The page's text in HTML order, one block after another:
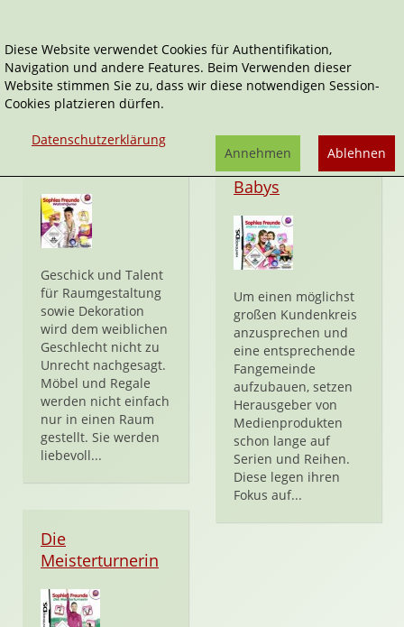
Sophies Freunde
Geschick und Talent
für Raumgestaltung
sowie Dekoration
wird dem weiblichen
Geschlecht nicht zu
Unrecht nachgesagt.
Möbel und Regale
werden nicht einfach
nur in einen Raum
gestellt. Sie werden
liebevoll...
Meine süßen
Babys
Um einen möglichst
großen Kundenkreis
anzusprechen und
eine entsprechende
Fangemeinde
aufzubauen, setzen
Herausgeber von
Medienprodukten
schon lange auf
Serien und Reihen.
Diese legen ihren
Fokus auf...
Die
Meisterturnerin
Diese Website verwendet Cookies für Authentifikation,
Navigation und andere Features. Beim Verwenden dieser
Website stimmen Sie zu, dass wir diese notwendigen Session-
Cookies platzieren dürfen.
Datenschutzerklärung
Ablehnen
Annehmen